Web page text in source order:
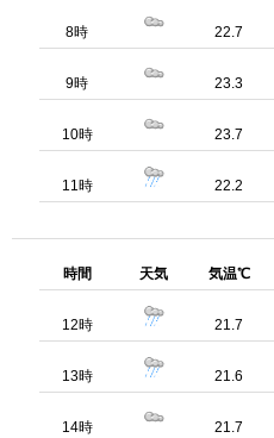
8時 22.7
9時 23.3
10時 23.7
11時 22.2
時間 天気 気温℃
12時 21.7
13時 21.6
14時 21.7